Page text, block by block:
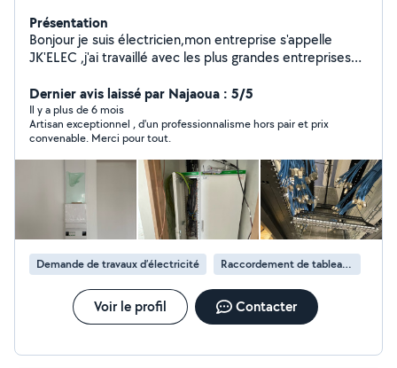
Présentation
Bonjour je suis électricien,mon entreprise s'appelle
JK'ELEC ,j'ai travaillé avec les plus grandes entreprises
en sous traitance
Dernier avis laissé par Najaoua : 5/5
Il y a plus de 6 mois
Artisan exceptionnel , d'un professionnalisme hors pair et prix
convenable. Merci pour tout.
Demande de travaux d’électricité Raccordement de tableau électrique
Voir le profil Contacter